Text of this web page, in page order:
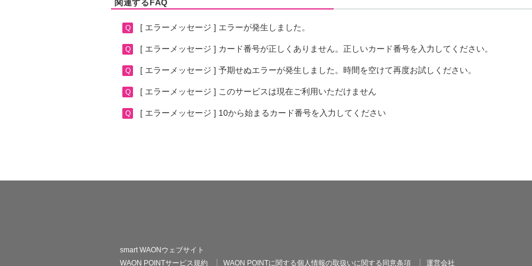
関連するFAQ
[ エラーメッセージ ] エラーが発生しました。
[ エラーメッセージ ] カード番号が正しくありません。正しいカード番号を入力してください。
[ エラーメッセージ ] 予期せぬエラーが発生しました。時間を空けて再度お試しください。
[ エラーメッセージ ] このサービスは現在ご利用いただけません
[ エラーメッセージ ] 10から始まるカード番号を入力してください
WAON POINT
smart WAONウェブサイト
WAON POINTサービス規約
WAON POINTに関する個人情報の取扱いに関する同意条項 運営会社